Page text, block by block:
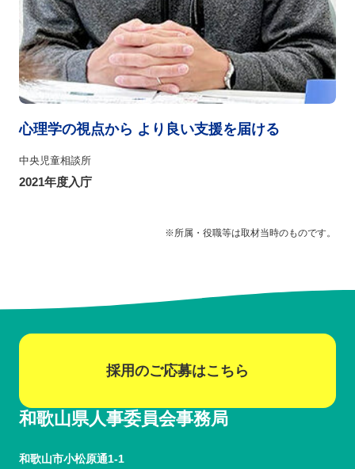
心理学の視点から より良い支援を届ける
中央児童相談所
2021年度入庁
※所属・役職等は取材当時のものです。
和歌山県人事委員会事務局
和歌山市小松原通1-1
採用のご応募はこちら